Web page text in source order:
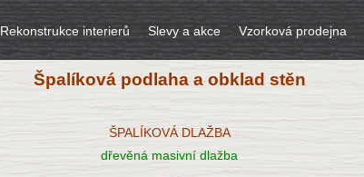
Rekonstrukce interierů Slevy a akce Vzorková prodejna
Špalíková podlaha a obklad stěn
ŠPALÍKOVÁ DLAŽBA
dřevěná masivní dlažba